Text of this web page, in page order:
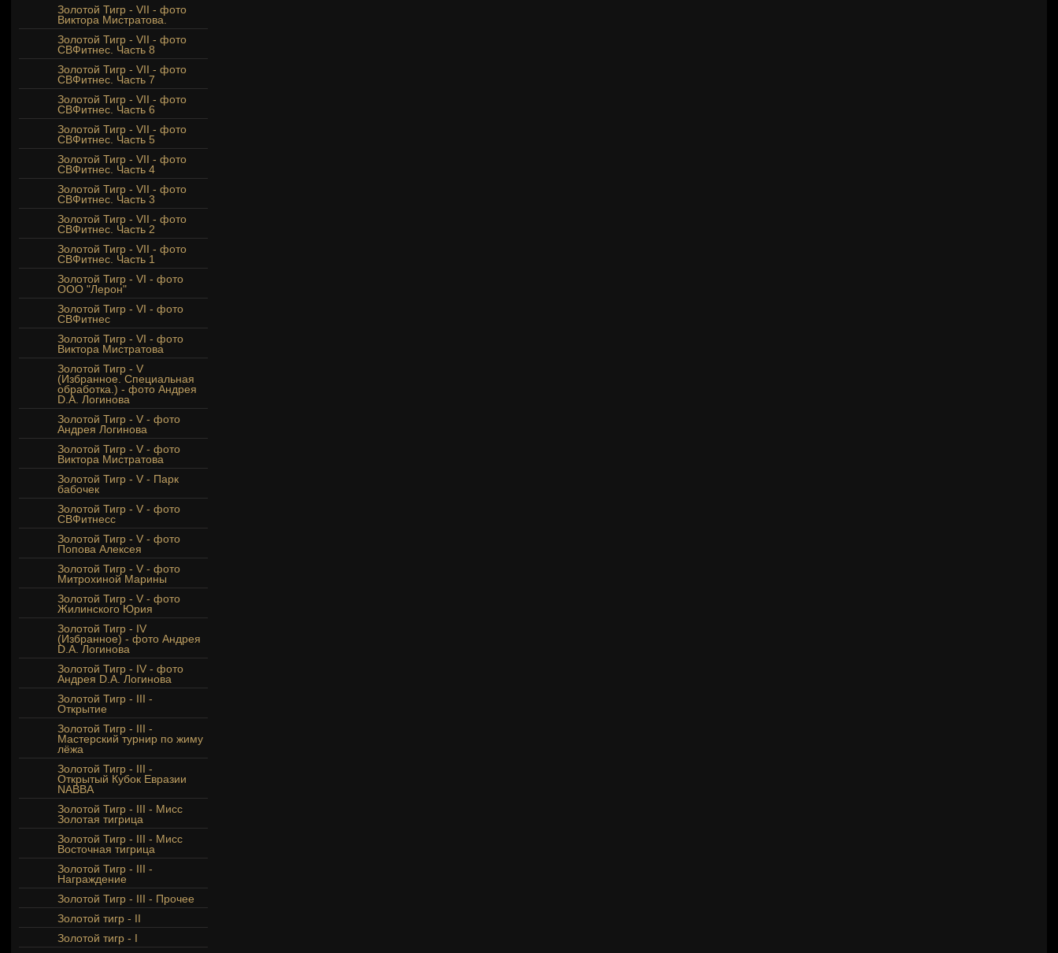
Золотой Тигр - VII - фото
Виктора Мистратова.
Золотой Тигр - VII - фото
СВФитнес. Часть 8
Золотой Тигр - VII - фото
СВФитнес. Часть 7
Золотой Тигр - VII - фото
СВФитнес. Часть 6
Золотой Тигр - VII - фото
СВФитнес. Часть 5
Золотой Тигр - VII - фото
СВФитнес. Часть 4
Золотой Тигр - VII - фото
СВФитнес. Часть 3
Золотой Тигр - VII - фото
СВФитнес. Часть 2
Золотой Тигр - VII - фото
СВФитнес. Часть 1
Золотой Тигр - VI - фото
ООО "Лерон"
Золотой Тигр - VI - фото
СВФитнес
Золотой Тигр - VI - фото
Виктора Мистратова
Золотой Тигр - V
(Избранное. Специальная
обработка.) - фото Андрея
D.A. Логинова
Золотой Тигр - V - фото
Андрея Логинова
Золотой Тигр - V - фото
Виктора Мистратова
Золотой Тигр - V - Парк
бабочек
Золотой Тигр - V - фото
СВФитнесс
Золотой Тигр - V - фото
Попова Алексея
Золотой Тигр - V - фото
Митрохиной Марины
Золотой Тигр - V - фото
Жилинского Юрия
Золотой Тигр - IV
(Избранное) - фото Андрея
D.A. Логинова
Золотой Тигр - IV - фото
Андрея D.A. Логинова
Золотой Тигр - III -
Открытие
Золотой Тигр - III -
Мастерский турнир по жиму
лёжа
Золотой Тигр - III -
Открытый Кубок Евразии
NABBA
Золотой Тигр - III - Мисс
Золотая тигрица
Золотой Тигр - III - Мисс
Восточная тигрица
Золотой Тигр - III -
Награждение
Золотой Тигр - III - Прочее
Золотой тигр - II
Золотой тигр - I